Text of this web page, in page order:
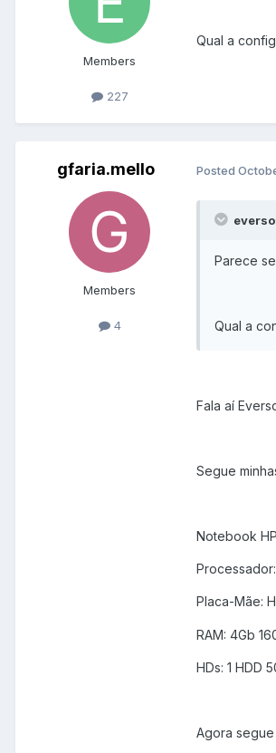
Members
227
Qual a
gfaria.mello
Members
4
Posted
Parece
Qual a
Fala aí
Segue
Notebook
Placa-Mãe:
RAM: 4Gb
HDs: 1 HDD
Agora segue